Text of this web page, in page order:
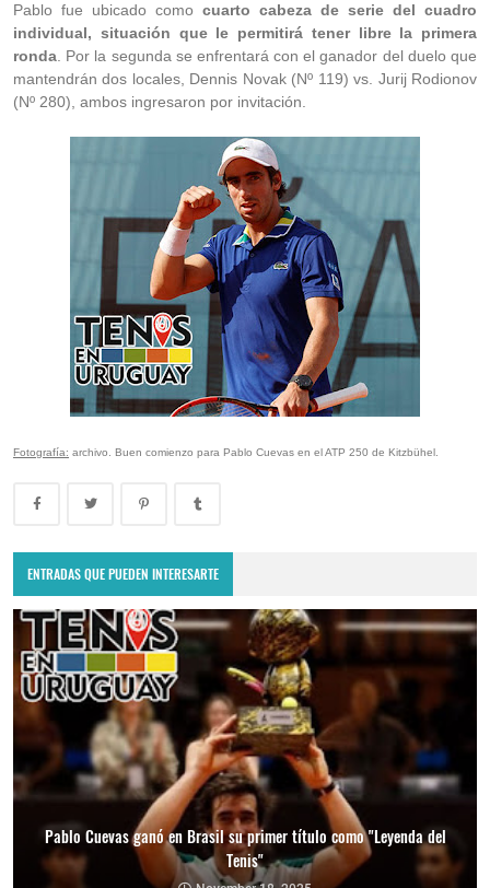
Pablo fue ubicado como cuarto cabeza de serie del cuadro
individual, situación que le permitirá tener libre la primera
ronda . Por la segunda se enfrentará con el ganador del duelo que
mantendrán dos locales, Dennis Novak (Nº 119) vs. Jurij Rodionov
(Nº 280), ambos ingresaron por invitación.
Fotografía: archivo. Buen comienzo para Pablo Cuevas en el ATP 250 de Kitzbühel.
ENTRADAS QUE PUEDEN INTERESARTE
Pablo Cuevas ganó en Brasil su primer título como "Leyenda del
Tenis"